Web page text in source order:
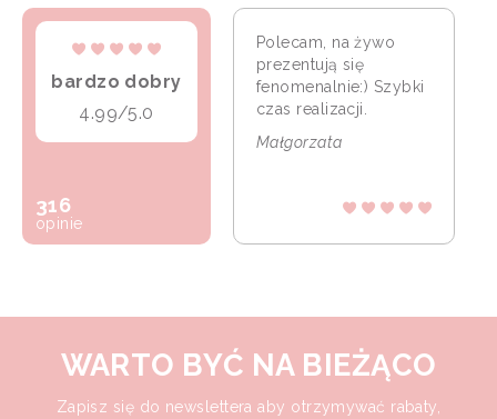
bardzo dobry
4.99/5.0
316
opinie
Polecam, na żywo
prezentują się
fenomenalnie:) Szybki
czas realizacji.
Małgorzata
WARTO BYĆ NA BIEŻĄCO
Zapisz się do newslettera aby otrzymywać rabaty,